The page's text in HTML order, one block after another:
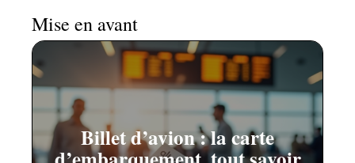
Mise en avant
Billet d’avion : la carte